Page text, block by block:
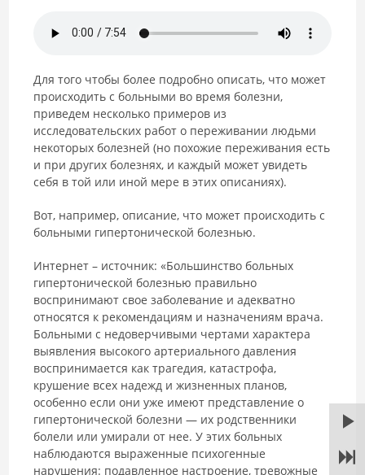
Для того чтобы более подробно описать, что может
происходить с больными во время болезни,
приведем несколько примеров из
исследовательских работ о переживании людьми
некоторых болезней (но похожие переживания есть
и при других болезнях, и каждый может увидеть
себя в той или иной мере в этих описаниях).
Вот, например, описание, что может происходить с
больными гипертонической болезнью.
Интернет – источник: «Большинство больных
гипертонической болезнью правильно
воспринимают свое заболевание и адекватно
относятся к рекомендациям и назначениям врача.
Больными с недоверчивыми чертами характера
выявления высокого артериального давления
воспринимается как трагедия, катастрофа,
крушение всех надежд и жизненных планов,
особенно если они уже имеют представление о
гипертонической болезни — их родственники
болели или умирали от нее. У этих больных
наблюдаются выраженные психогенные
нарушения: подавленное настроение, тревожные